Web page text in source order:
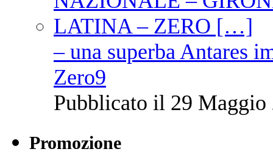
– una superba Antares
Zero9
Pubblicato il 29 Maggio
Promozione